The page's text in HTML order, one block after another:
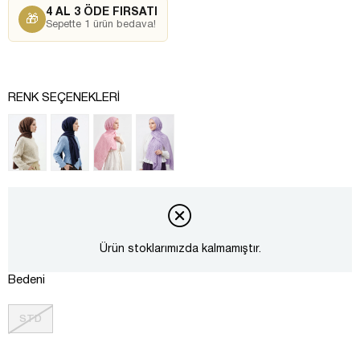
🎁
4 AL 3 ÖDE FIRSATI
Sepette 1 ürün bedava!
RENK SEÇENEKLERI
Ürün stoklarımızda kalmamıştır.
Bedeni
STD